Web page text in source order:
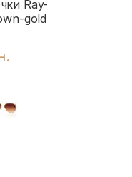
Ray-
gold